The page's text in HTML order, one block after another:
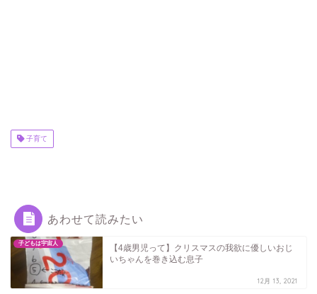
子育て
あわせて読みたい
子どもは宇宙人
【4歳男児って】クリスマスの我欲に優しいおじ
いちゃんを巻き込む息子
12月 13, 2021